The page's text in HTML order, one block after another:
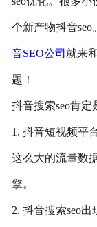
个新产物抖音
音SEO公司 就来
题！
抖音搜索seo肯定
1. 抖音短视频平
这么大的流量数
擎。
2. 抖音搜索seo